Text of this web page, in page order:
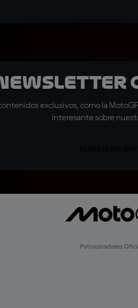
exclusivos, como la
interesante sobre
Patrocinadores